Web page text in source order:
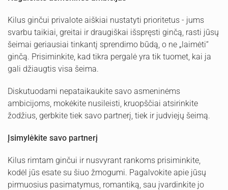
Kilus ginčui privalote aiškiai nustatyti prioritetus - jums
svarbu taikiai, greitai ir draugiškai išspręsti ginčą, rasti jūsų
šeimai geriausiai tinkantį sprendimo būdą, o ne „laimėti“
ginčą. Prisiminkite, kad tikra pergalė yra tik tuomet, kai ja
gali džiaugtis visa šeima.
Diskutuodami nepataikaukite savo asmeninėms
ambicijoms, mokėkite nusileisti, kruopščiai atsirinkite
žodžius, gerbkite tiek savo partnerį, tiek ir judviejų šeimą.
Įsimylėkite savo partnerį
Kilus rimtam ginčui ir nusvyrant rankoms prisiminkite,
kodėl jūs esate su šiuo žmogumi. Pagalvokite apie jūsų
pirmuosius pasimatymus, romantiką, sau įvardinkite jo